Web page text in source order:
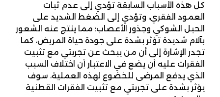
كل هذه الأسباب السابقة تؤدي إلى عدم ثبات
العمود الفقري، وتؤدي إلى الضغط الشديد على
الحبل الشوكي وجذور الأعصاب؛ مما ينتج عنه الشعور
بآلام شديدة تؤثر بشدة على جودة حياة المريض، كما
تجدر الإشارة إلى أن من يبحث عن تجربتي مع تثبيت
الفقرات عليه أن يضع في الاعتبار أن اختلاف السبب
الذي يدفع المرضى للخضوع لهذه العملية، سوف
يؤثر بشدة على تجربتي مع تثبيت الفقرات القطنية